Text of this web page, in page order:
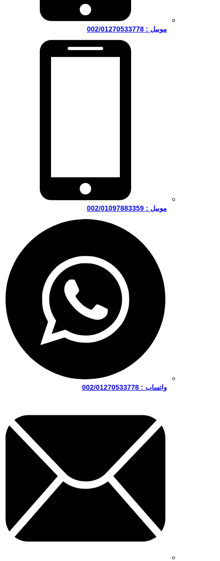
موبيل : 002/01270533778
موبيل : 002/01097883359
واتساب : 002/01270533778